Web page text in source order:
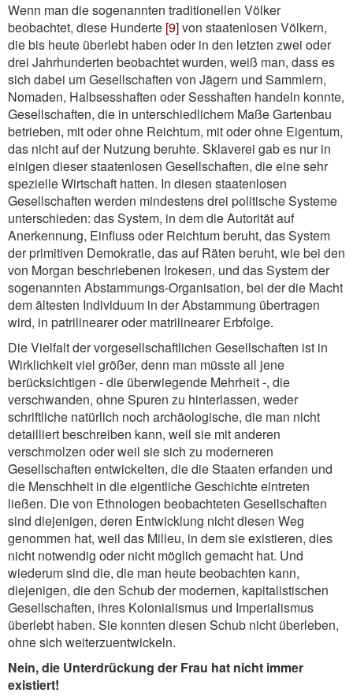
Wenn man die sogenannten traditionellen Völker
beobachtet, diese Hunderte [9]von staatenlosen Völkern,
die bis heute überlebt haben oder in den letzten zwei oder
drei Jahrhunderten beobachtet wurden, weiß man, dass es
sich dabei um Gesellschaften von Jägern und Sammlern,
Nomaden, Halbsesshaften oder Sesshaften handeln konnte,
Gesellschaften, die in unterschiedlichem Maße Gartenbau
betrieben, mit oder ohne Reichtum, mit oder ohne Eigentum,
das nicht auf der Nutzung beruhte. Sklaverei gab es nur in
einigen dieser staatenlosen Gesellschaften, die eine sehr
spezielle Wirtschaft hatten. In diesen staatenlosen
Gesellschaften werden mindestens drei politische Systeme
unterschieden: das System, in dem die Autorität auf
Anerkennung, Einfluss oder Reichtum beruht, das System
der primitiven Demokratie, das auf Räten beruht, wie bei den
von Morgan beschriebenen Irokesen, und das System der
sogenannten Abstammungs-Organisation, bei der die Macht
dem ältesten Individuum in der Abstammung übertragen
wird, in patrilinearer oder matrilinearer Erbfolge.
Die Vielfalt der vorgesellschaftlichen Gesellschaften ist in
Wirklichkeit viel größer, denn man müsste all jene
berücksichtigen - die überwiegende Mehrheit -, die
verschwanden, ohne Spuren zu hinterlassen, weder
schriftliche natürlich noch archäologische, die man nicht
detailliert beschreiben kann, weil sie mit anderen
verschmolzen oder weil sie sich zu moderneren
Gesellschaften entwickelten, die die Staaten erfanden und
die Menschheit in die eigentliche Geschichte eintreten
ließen. Die von Ethnologen beobachteten Gesellschaften
sind diejenigen, deren Entwicklung nicht diesen Weg
genommen hat, weil das Milieu, in dem sie existieren, dies
nicht notwendig oder nicht möglich gemacht hat. Und
wiederum sind die, die man heute beobachten kann,
diejenigen, die den Schub der modernen, kapitalistischen
Gesellschaften, ihres Kolonialismus und Imperialismus
überlebt haben. Sie konnten diesen Schub nicht überleben,
ohne sich weiterzuentwickeln.
Nein, die Unterdrückung der Frau hat nicht immer
existiert!